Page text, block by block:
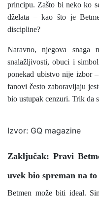
principu. Zašto bi neko ko
dželata – kao što je
discipline?
Naravno, njegova
snalažljivosti, obuci i
ponekad ubistvo nije izbor
fanovi često zaboravljaju
bio ustupak cenzuri. Trik da
Izvor: GQ magazine
Zaključak: Pravi
uvek bio spreman na to
Betmen može biti ideal.